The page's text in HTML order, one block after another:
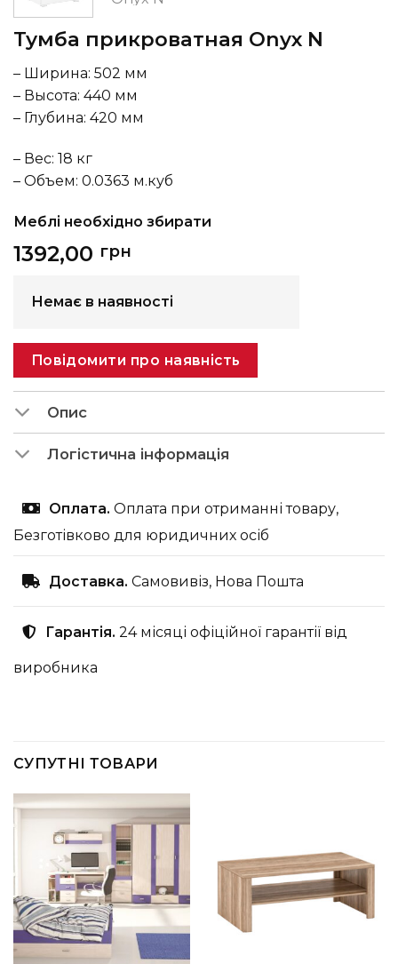
Тумба прикроватная Onyx N
– Ширина: 502 мм
– Высота: 440 мм
– Глубина: 420 мм
– Вес: 18 кг
– Объем: 0.0363 м.куб
Меблі необхідно збирати
1392,00 грн
Немає в наявності
Повідомити про наявність
Опис
Логістична інформація
Оплата. Оплата при отриманні товару,
Безготівково для юридичних осіб
Доставка. Самовивіз, Нова Пошта
Гарантія. 24 місяці офіційної гарантії від
виробника
СУПУТНІ ТОВАРИ